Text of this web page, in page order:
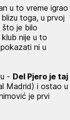
u to vreme igrao
toga, u prvoj
što je bilo
nije u to
ni u
- Del Pjero je taj
Madrid) i ostao u
je prvi